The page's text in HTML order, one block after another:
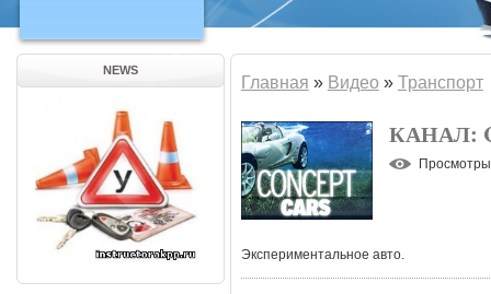
NEWS
Главная » Видео » Транспорт
КАНАЛ:
Просмотры
Экспериментальное авто.